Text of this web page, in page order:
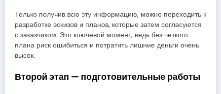
Только получив всю эту информацию, можно переходить к
разработке эскизов и планов, которые затем согласуются
с заказчиком. Это ключевой момент, ведь без четкого
плана риск ошибиться и потратить лишние деньги очень
высок.
Второй этап — подготовительные работы